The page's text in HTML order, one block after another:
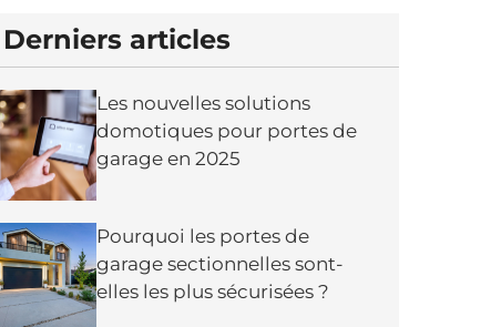
Derniers articles
Les nouvelles solutions
domotiques pour portes de
garage en 2025
Pourquoi les portes de
garage sectionnelles sont-
elles les plus sécurisées ?